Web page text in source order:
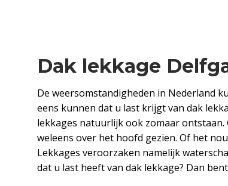
Dak lekkage
De weersomstandigheden in Nederland
eens kunnen dat u last krijgt van dak
lekkages natuurlijk ook zomaar
weleens over het hoofd gezien. Of het
Lekkages veroorzaken namelijk
dat u last heeft van dak lekkage? Dan